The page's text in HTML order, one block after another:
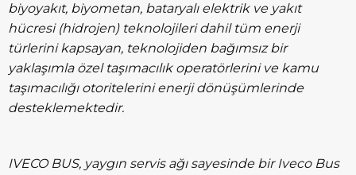
biyoyakıt, biyometan, bataryalı elektrik ve yakıt
hücresi (hidrojen) teknolojileri dahil tüm enerji
türlerini kapsayan, teknolojiden bağımsız bir
yaklaşımla özel taşımacılık operatörlerini ve kamu
taşımacılığı otoritelerini enerji dönüşümlerinde
desteklemektedir.
IVECO BUS, yaygın servis ağı sayesinde bir Iveco Bus